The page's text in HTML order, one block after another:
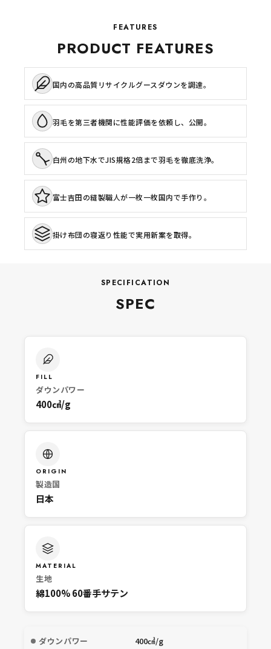
FEATURES
PRODUCT FEATURES
国内の高品質リサイクルグースダウンを調達。
羽毛を第三者機関に性能評価を依頼し、公開。
白州の地下水でJIS規格2倍まで羽毛を徹底洗浄。
富士吉田の縫製職人が一枚一枚国内で手作り。
掛け布団の寝返り性能で実用新案を取得。
SPECIFICATION
SPEC
FILL
ダウンパワー
400㎤/g
ORIGIN
製造国
日本
MATERIAL
生地
綿100% 60番手サテン
ダウンパワー 400㎤/g